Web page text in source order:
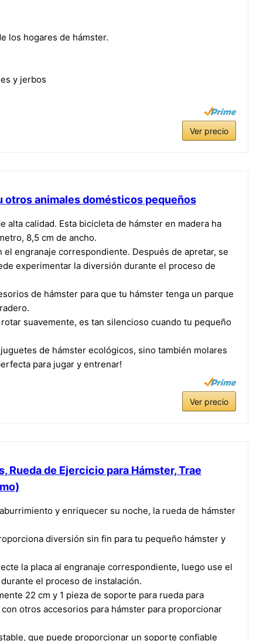
los hogares de hámster.
y jerbos
Ver precio
otros animales domésticos pequeños
alta calidad. Esta bicicleta de hámster en madera ha
8,5 cm de ancho.
engranaje correspondiente. Después de apretar, se
experimentar la diversión durante el proceso de
de hámster para que tu hámster tenga un parque
suavemente, es tan silencioso cuando tu pequeño
de hámster ecológicos, sino también molares
para jugar y entrenar!
Ver precio
Rueda de Ejercicio para Hámster, Trae
y enriquecer su noche, la rueda de hámster
diversión sin fin para tu pequeño hámster y
la placa al engranaje correspondiente, luego use el
el proceso de instalación.
22 cm y 1 pieza de soporte para rueda para
otros accesorios para hámster para proporcionar
que puede proporcionar un soporte confiable